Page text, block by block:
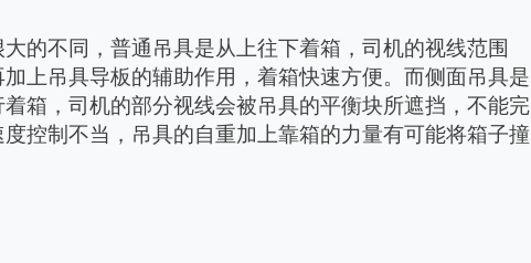
的不同，普通吊具是从上往下着箱，司机的视线范围
上吊具导板的辅助作用，着箱快速方便。而侧面吊具是
箱，司机的部分视线会被吊具的平衡块所遮挡，不能完
控制不当，吊具的自重加上靠箱的力量有可能将箱子撞